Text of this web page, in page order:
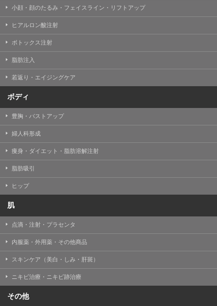
小顔・顔のたるみ・フェイスライン・リフトアップ
ヒアルロン酸注射
ボトックス注射
脂肪注入
若返り・エイジングケア
ボディ
豊胸・バストアップ
婦人科形成
痩身・ダイエット・脂肪溶解注射
脂肪吸引
ヒップ
肌
点滴・注射・プラセンタ
内服薬・外用薬・その他商品
スキンケア（美白・しみ・肝斑）
ニキビ治療・ニキビ跡治療
その他